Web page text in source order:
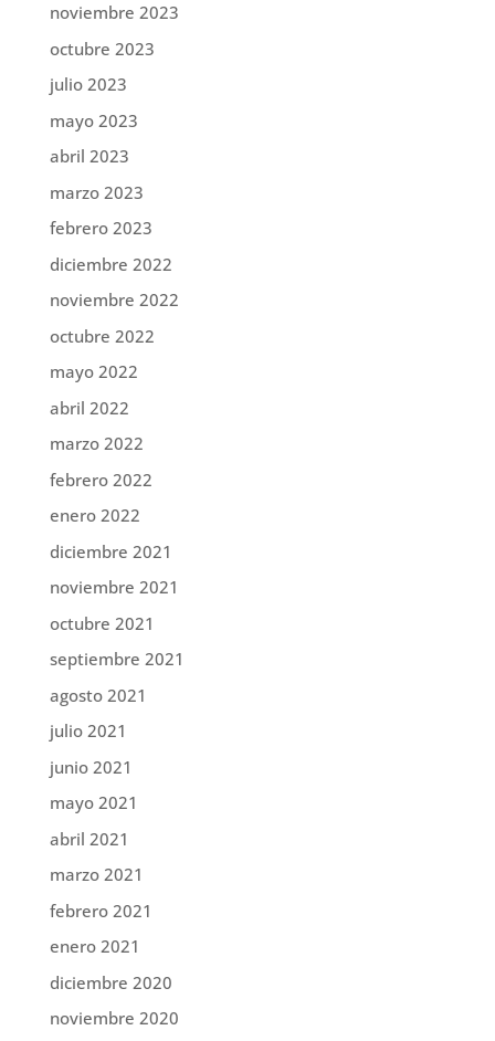
noviembre 2023
octubre 2023
julio 2023
mayo 2023
abril 2023
marzo 2023
febrero 2023
diciembre 2022
noviembre 2022
octubre 2022
mayo 2022
abril 2022
marzo 2022
febrero 2022
enero 2022
diciembre 2021
noviembre 2021
octubre 2021
septiembre 2021
agosto 2021
julio 2021
junio 2021
mayo 2021
abril 2021
marzo 2021
febrero 2021
enero 2021
diciembre 2020
noviembre 2020